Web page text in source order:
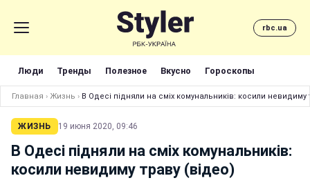
rbc.ua
Люди Тренды Полезное Вкусно Гороскопы
Главная › Жизнь › В Одесі підняли на сміх комунальників: косили невидиму
ЖИЗНЬ 19 июня 2020, 09:46
В Одесі підняли на сміх комунальників:
косили невидиму траву (відео)